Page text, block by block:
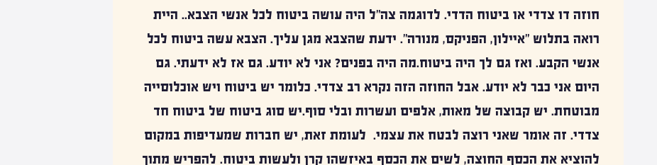
חוזה דו צדדי או ביטוח הדדי. לדוגמה צה"ל היה עושה ביטוח לכל אנשי הצבא.. היית
רואה בתלוש "איילון, הפניקס, מנורה". ידעת שהצבא מגן עליך. הצבא עשה ביטוח לכל
אנשי הקבע. ואז גם לך היה ביטוח.מה היה בפנים? אני לא יודע. גם אז לא ידעתי. גם
היום אני כבר לא יודע. אבל החוזה הזה נקרא רב צדדי. כלומר יש ביטוח ויש אוכלוסייה
מבוטחת. יש קבוצה של מאות, אלפים ועשרות ובלי סוף.יש סוג ביטוח של ביטוח חד
צדדי. זה אומר שאני רוצה לבטח את עצמי. לעומת זאת, יש חברות שמעדיפות במקום
להוציא את הכסף החוצה, לשים את הכסף באיזשהו קרן ולעשות ביטוח. להפריש מתוך